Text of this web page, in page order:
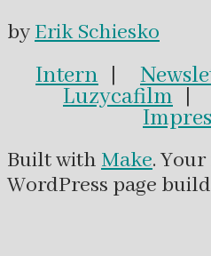
byErik Schiesko
Intern |
Luzycafilm |
Built withMake.
WordPress page